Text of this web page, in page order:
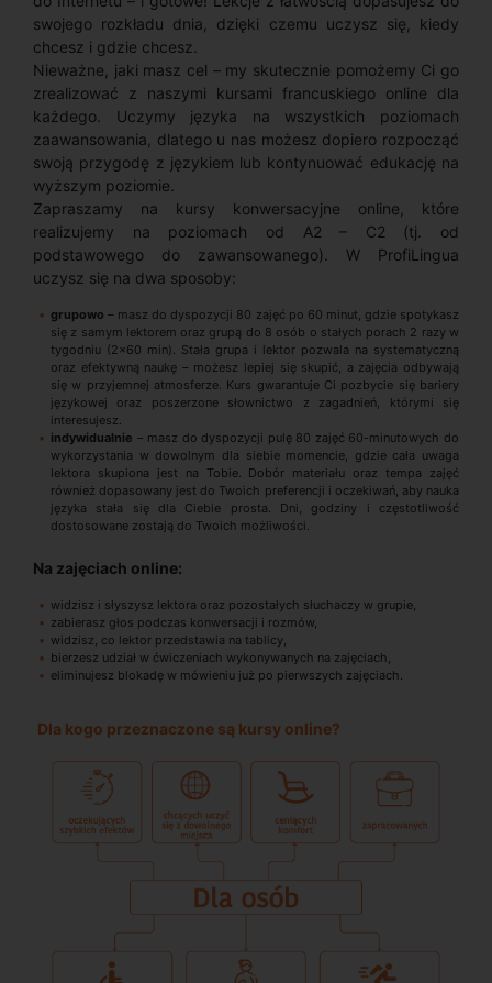
swojego rozkładu dnia, dzięki czemu uczysz się, kiedy
chcesz i gdzie chcesz.
Nieważne, jaki masz cel – my skutecznie pomożemy Ci go
zrealizować z naszymi kursami francuskiego online dla
każdego. Uczymy języka na wszystkich poziomach
zaawansowania, dlatego u nas możesz dopiero rozpocząć
swoją przygodę z językiem lub kontynuować edukację na
wyższym poziomie.
Zapraszamy na kursy konwersacyjne online, które
realizujemy na poziomach od A2 – C2 (tj. od
podstawowego do zawansowanego). W ProfiLingua
uczysz się na dwa sposoby:
grupowo – masz do dyspozycji 80 zajęć po 60 minut, gdzie spotykasz
się z samym lektorem oraz grupą do 8 osób o stałych porach 2 razy w
tygodniu (2x60 min). Stała grupa i lektor pozwala na systematyczną
oraz efektywną naukę – możesz lepiej się skupić, a zajęcia odbywają
się w przyjemnej atmosferze. Kurs gwarantuje Ci pozbycie się bariery
językowej oraz poszerzone słownictwo z zagadnień, którymi się
interesujesz.
indywidualnie – masz do dyspozycji pulę 80 zajęć 60-minutowych do
wykorzystania w dowolnym dla siebie momencie, gdzie cała uwaga
lektora skupiona jest na Tobie. Dobór materiału oraz tempa zajęć
również dopasowany jest do Twoich preferencji i oczekiwań, aby nauka
języka stała się dla Ciebie prosta. Dni, godziny i częstotliwość
dostosowane zostają do Twoich możliwości.
Na zajęciach online:
widzisz i słyszysz lektora oraz pozostałych słuchaczy w grupie,
zabierasz głos podczas konwersacji i rozmów,
widzisz, co lektor przedstawia na tablicy,
bierzesz udział w ćwiczeniach wykonywanych na zajęciach,
eliminujesz blokadę w mówieniu już po pierwszych zajęciach.
Dla kogo przeznaczone są kursy online?